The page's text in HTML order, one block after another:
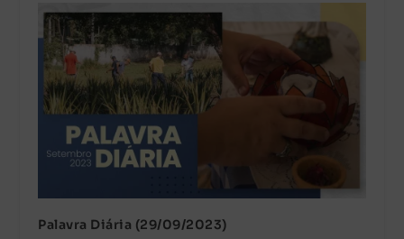
Palavra Diária (29/09/2023)